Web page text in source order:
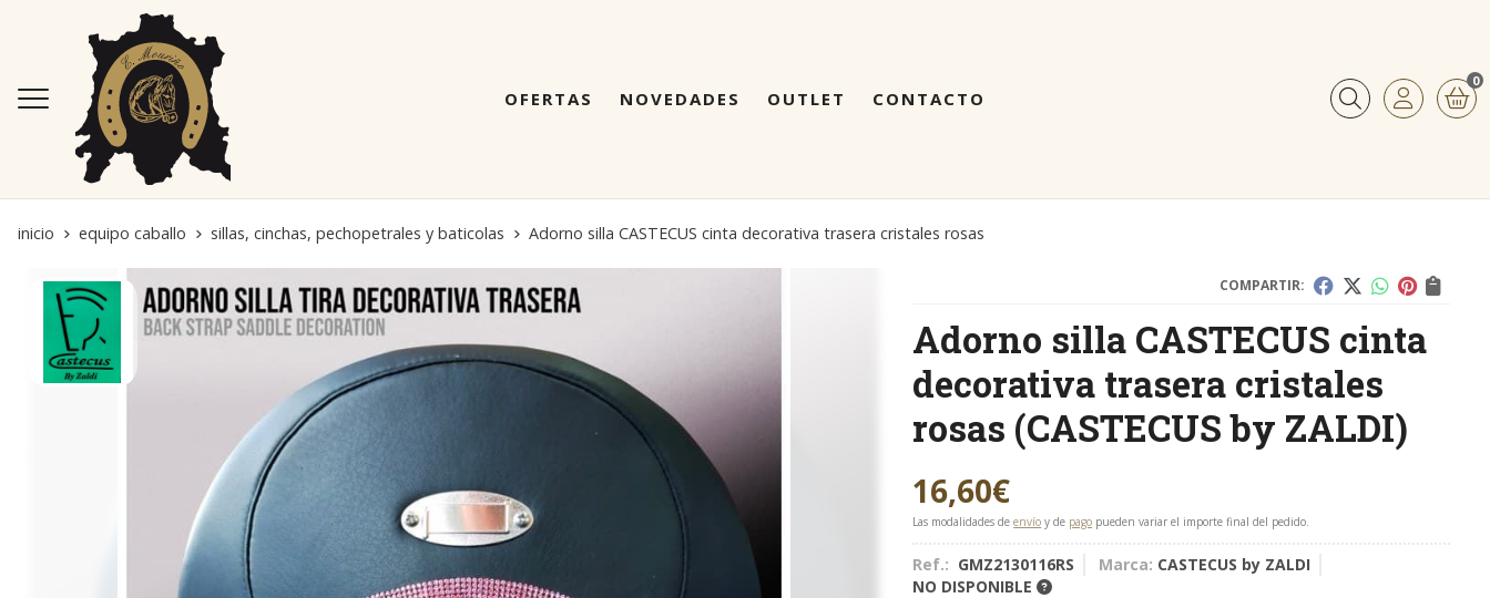
OFERTAS NOVEDADES OUTLET CONTACTO Buscar
0
inicio equipo caballo sillas, cinchas, pechopetrales y baticolas Adorno silla CASTECUS cinta decorativa trasera cristales rosas
COMPARTIR:
Adorno silla CASTECUS cinta
decorativa trasera cristales
rosas (CASTECUS by ZALDI)
16,60€
Las modalidades deenvío y de pago pueden variar el importe final del pedido.
Ref.: GMZ2130116RS Marca: CASTECUS by ZALDI
NO DISPONIBLE